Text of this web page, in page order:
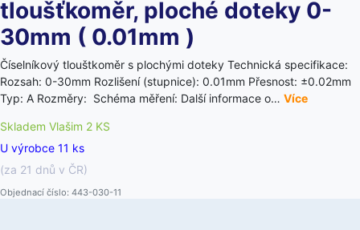
tloušťkoměr, ploché doteky 0-
30mm ( 0.01mm )
Číselníkový tlouštkoměr s plochými doteky Technická specifikace:
Rozsah: 0-30mm Rozlišení (stupnice): 0.01mm Přesnost: ±0.02mm
Typ: A Rozměry: Schéma měření: Další informace o… Více
Skladem Vlašim 2 KS
U výrobce 11 ks
(za 21 dnů v ČR)
Objednací číslo: 443-030-11